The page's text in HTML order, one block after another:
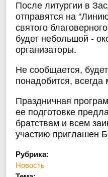
После литургии в
отправятся на
святого
будет небольшой -
организаторы.
Не сообщается,
понадобится, всегда
Праздничная
ее подготовке
братствам и всем
участию приглашен
Рубрика:
Новость